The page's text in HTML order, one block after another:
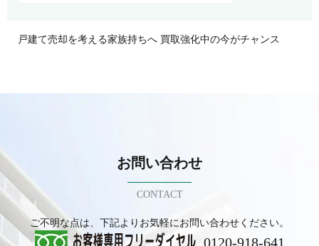
戸建て売却を考える家族持ちへ 買取強化中の今がチャンス
お問い合わせ
CONTACT
ご不明な点は、下記よりお気軽にお問い合わせください。
0120-918-641